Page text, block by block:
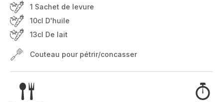
1 Sachet de levure
10cl D'huile
13cl De lait
Couteau pour pétrir/concasser